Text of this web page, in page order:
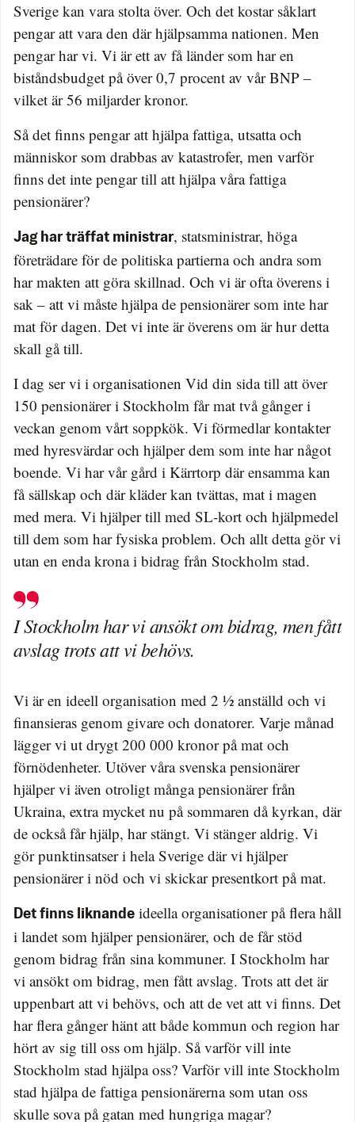
Sverige kan vara stolta över. Och det kostar såklart
pengar att vara den där hjälpsamma nationen. Men
pengar har vi. Vi är ett av få länder som har en
biståndsbudget på över 0,7 procent av vår BNP –
vilket är 56 miljarder kronor.
Så det finns pengar att hjälpa fattiga, utsatta och
människor som drabbas av katastrofer, men varför
finns det inte pengar till att hjälpa våra fattiga
pensionärer?
Jag har träffat ministrar, statsministrar, höga
företrädare för de politiska partierna och andra som
har makten att göra skillnad. Och vi är ofta överens i
sak – att vi måste hjälpa de pensionärer som inte har
mat för dagen. Det vi inte är överens om är hur detta
skall gå till.
I dag ser vi i organisationen Vid din sida till att över
150 pensionärer i Stockholm får mat två gånger i
veckan genom vårt soppkök. Vi förmedlar kontakter
med hyresvärdar och hjälper dem som inte har något
boende. Vi har vår gård i Kärrtorp där ensamma kan
få sällskap och där kläder kan tvättas, mat i magen
med mera. Vi hjälper till med SL-kort och hjälpmedel
till dem som har fysiska problem. Och allt detta gör vi
utan en enda krona i bidrag från Stockholm stad.
I Stockholm har vi ansökt om bidrag, men fått
avslag trots att vi behövs.
Vi är en ideell organisation med 2 ½ anställd och vi
finansieras genom givare och donatorer. Varje månad
lägger vi ut drygt 200 000 kronor på mat och
förnödenheter. Utöver våra svenska pensionärer
hjälper vi även otroligt många pensionärer från
Ukraina, extra mycket nu på sommaren då kyrkan, där
de också får hjälp, har stängt. Vi stänger aldrig. Vi
gör punktinsatser i hela Sverige där vi hjälper
pensionärer i nöd och vi skickar presentkort på mat.
Det finns liknande ideella organisationer på flera håll
i landet som hjälper pensionärer, och de får stöd
genom bidrag från sina kommuner. I Stockholm har
vi ansökt om bidrag, men fått avslag. Trots att det är
uppenbart att vi behövs, och att de vet att vi finns. Det
har flera gånger hänt att både kommun och region har
hört av sig till oss om hjälp. Så varför vill inte
Stockholm stad hjälpa oss? Varför vill inte Stockholm
stad hjälpa de fattiga pensionärerna som utan oss
skulle sova på gatan med hungriga magar?